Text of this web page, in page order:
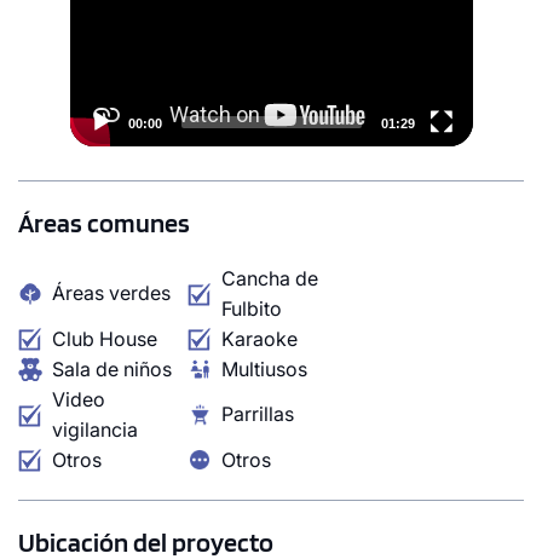
00:00 01:29
Áreas comunes
Áreas verdes
Cancha de
Fulbito
Club House
Karaoke
Sala de niños
Multiusos
Video
vigilancia
Parrillas
Otros
Otros
Ubicación del proyecto